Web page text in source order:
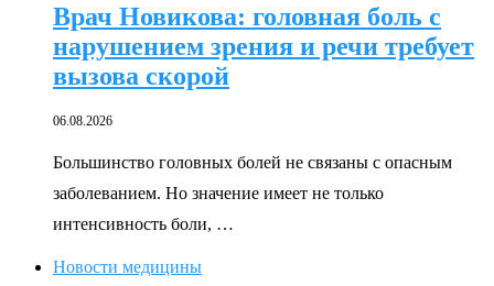
Врач Новикова: головная боль с
нарушением зрения и речи требует
вызова скорой
06.08.2026
Большинство головных болей не связаны с опасным
заболеванием. Но значение имеет не только
интенсивность боли, …
Новости медицины